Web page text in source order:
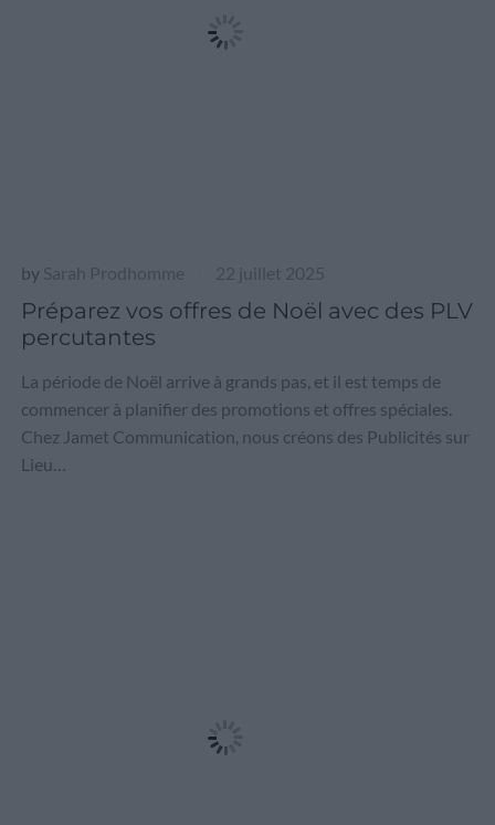
by Sarah Prodhomme 22 juillet 2025
Préparez vos offres de Noël avec des PLV
percutantes
La période de Noël arrive à grands pas, et il est temps de
commencer à planifier des promotions et offres spéciales.
Chez Jamet Communication, nous créons des Publicités sur
Lieu…